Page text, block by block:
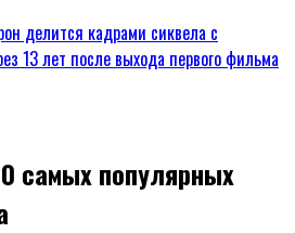
самых популярных